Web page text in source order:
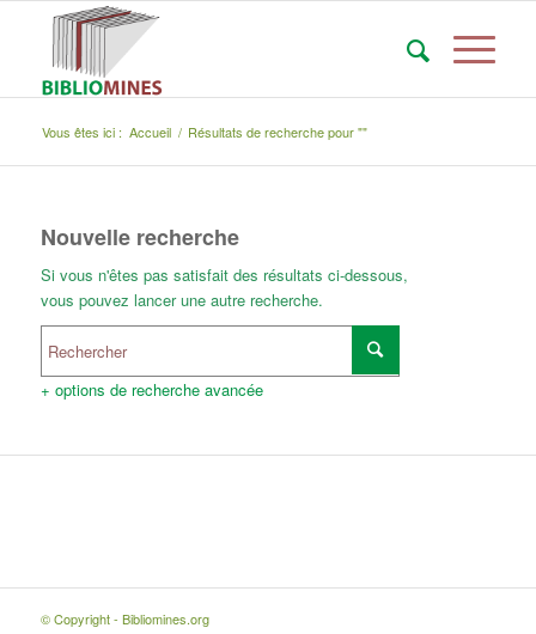
Vous êtes ici : Accueil / Résultats de recherche pour ""
Nouvelle recherche
Si vous n'êtes pas satisfait des résultats ci-dessous,
vous pouvez lancer une autre recherche.
+ options de recherche avancée
© Copyright - Bibliomines.org